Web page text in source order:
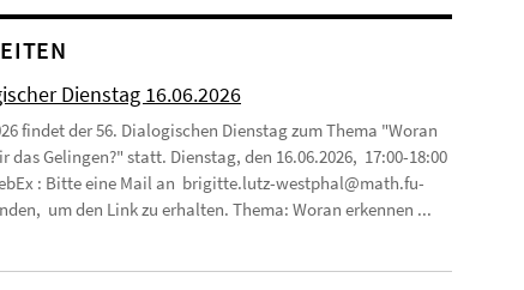
Dienstag 16.06.2026
findet der 56. Dialogischen Dienstag zum Thema "Woran
das Gelingen?" statt. Dienstag, den 16.06.2026, 17:00-18:00
: Bitte eine Mail an brigitte.lutz-westphal@math.fu-
um den Link zu erhalten. Thema: Woran erkennen ...